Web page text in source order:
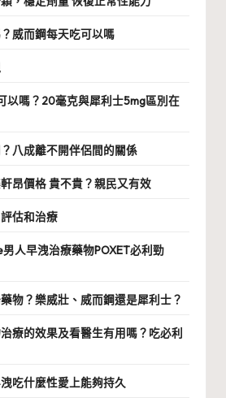
威而鋼每天吃可以嗎
以嗎？20毫克與犀利士5mg區別在
八成離不開伴侶間的關係
昂價格 貴不貴？親民又有效
估和治療
人早洩治療藥物POXET必利勁
物？樂威壯、威而鋼還是犀利士？
療的效果及看醫生有用嗎？吃必利
吃什麼性愛上能夠持久